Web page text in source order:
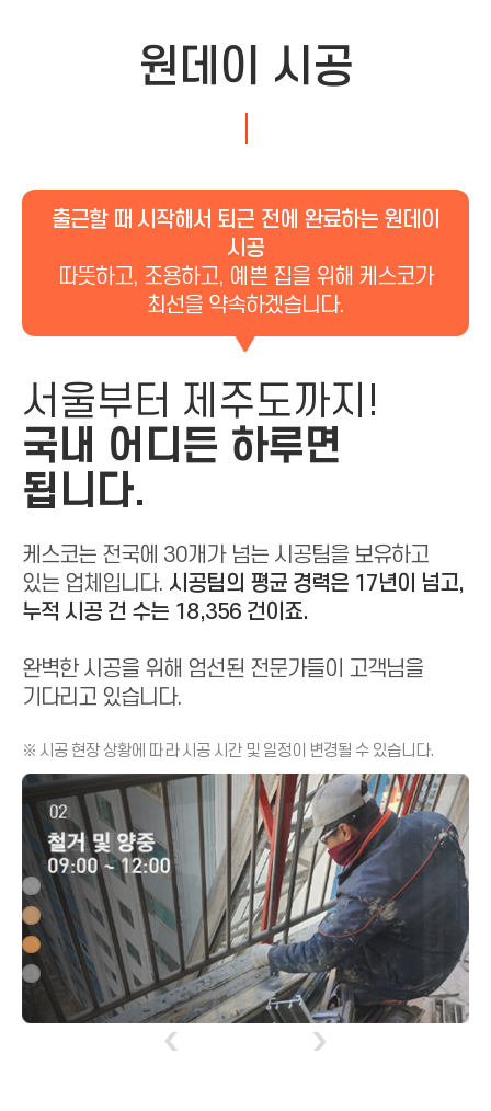
원데이 시공
출근할 때 시작해서 퇴근 전에 완료하는 원데이
시공
따뜻하고, 조용하고, 예쁜 집을 위해 케스코가
최선을 약속하겠습니다.
서울부터 제주도까지!
국내 어디든 하루면
됩니다.
케스코는 전국에 30개가 넘는 시공팀을 보유하고
있는 업체입니다. 시공팀의 평균 경력은 17년이 넘고,
누적 시공 건 수는 18,356 건이죠.
완벽한 시공을 위해 엄선된 전문가들이 고객님을
기다리고 있습니다.
※ 시공 현장 상황에 따라 시공 시간 및 일정이 변경될 수 있습니다.